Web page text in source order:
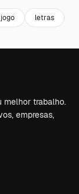
jogo letras
melhor trabalho.
empresas,